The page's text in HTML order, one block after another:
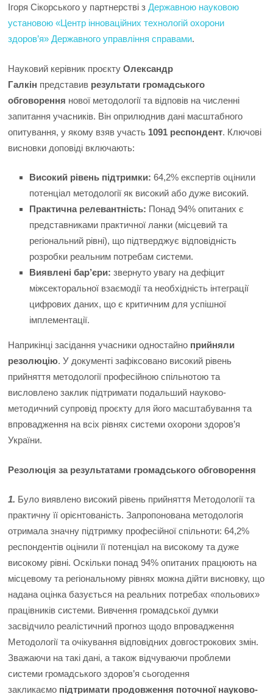
Ігоря Сікорського у партнерстві зДержавною науковою
установою «Центр інноваційних технологій охорони
здоров’я» Державного управління справами.
Науковий керівник проєктуОлександр
Галкін представив результати громадського
обговорення нової методології та відповів на численні
запитання учасників. Він оприлюднив дані масштабного
опитування, у якому взяв участь 1091 респондент. Ключові
висновки доповіді включають:
Високий рівень підтримки: 64,2% експертів оцінили
потенціал методології як високий або дуже високий.
Практична релевантність: Понад 94% опитаних є
представниками практичної ланки (місцевий та
регіональний рівні), що підтверджує відповідність
розробки реальним потребам системи.
Виявлені бар’єри: звернуто увагу на дефіцит
міжсекторальної взаємодії та необхідність інтеграції
цифрових даних, що є критичним для успішної
імплементації.
Наприкінці засідання учасники одностайно прийняли
резолюцію. У документі зафіксовано високий рівень
прийняття методології професійною спільнотою та
висловлено заклик підтримати подальший науково-
методичний супровід проєкту для його масштабування та
впровадження на всіх рівнях системи охорони здоров’я
України.
Резолюція за результатами громадського обговорення
1. Було виявлено високий рівень прийняття Методології та
практичну її орієнтованість. Запропонована методологія
отримала значну підтримку професійної спільноти: 64,2%
респондентів оцінили її потенціал на високому та дуже
високому рівні. Оскільки понад 94% опитаних працюють на
місцевому та регіональному рівнях можна дійти висновку, що
надана оцінка базується на реальних потребах «польових»
працівників системи. Вивчення громадської думки
засвідчило реалістичний прогноз щодо впровадження
Методології та очікування відповідних довгострокових змін.
Зважаючи на такі дані, а також відчуваючи проблеми
системи громадського здоров’я сьогодення
закликаємо підтримати продовження поточної науково-